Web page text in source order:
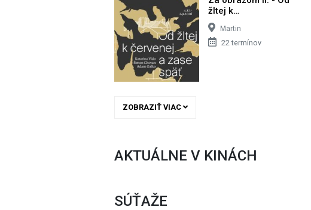
žltej k…
Martin
22 termínov
ZOBRAZIŤ VIAC
AKTUÁLNE V KINÁCH
SÚŤAŽE